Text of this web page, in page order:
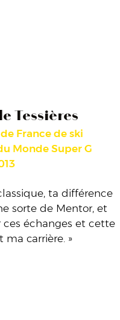
Tessières
France de ski
Monde Super G
ta différence
sorte de Mentor, et
ces échanges et cette
carrière. »